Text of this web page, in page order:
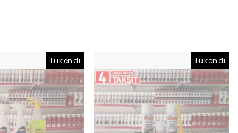
Tükendi Tükendi